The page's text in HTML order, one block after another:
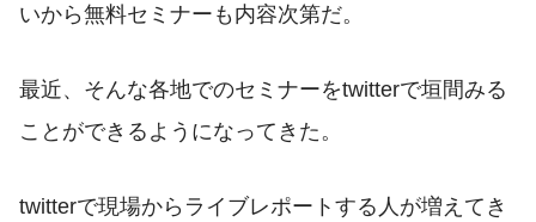
いから無料セミナーも内容次第だ。
最近、そんな各地でのセミナーをtwitterで垣間みる
ことができるようになってきた。
twitterで現場からライブレポートする人が増えてき